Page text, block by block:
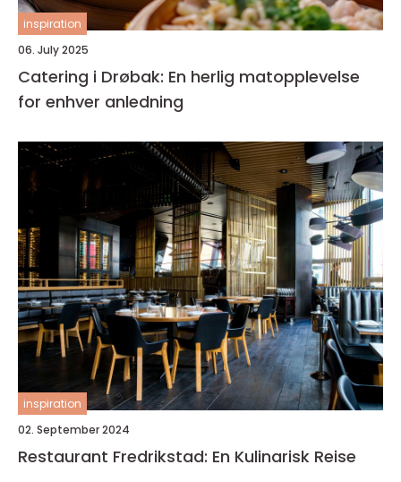
inspiration
06. July 2025
Catering i Drøbak: En herlig matopplevelse
for enhver anledning
inspiration
02. September 2024
Restaurant Fredrikstad: En Kulinarisk Reise